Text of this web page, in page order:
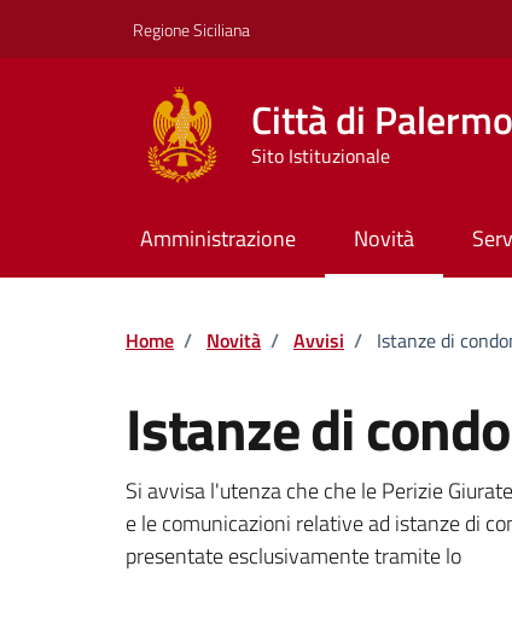
Regione Siciliana
Città di Palermo
Sito Istituzionale
Amministrazione Novità
Home / Novità / Avvisi / Istanze di
Istanze di
Dettagli della
Si avvisa l'utenza che che le Perizie
e le comunicazioni relative ad istanze di
presentate esclusivamente tramite lo